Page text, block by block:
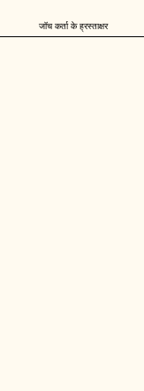
जॉच कर्ता के ह्रस्ताक्षर